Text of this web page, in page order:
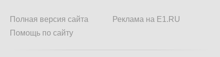
Полная версия сайта
Помощь по сайту
Реклама на E1.RU